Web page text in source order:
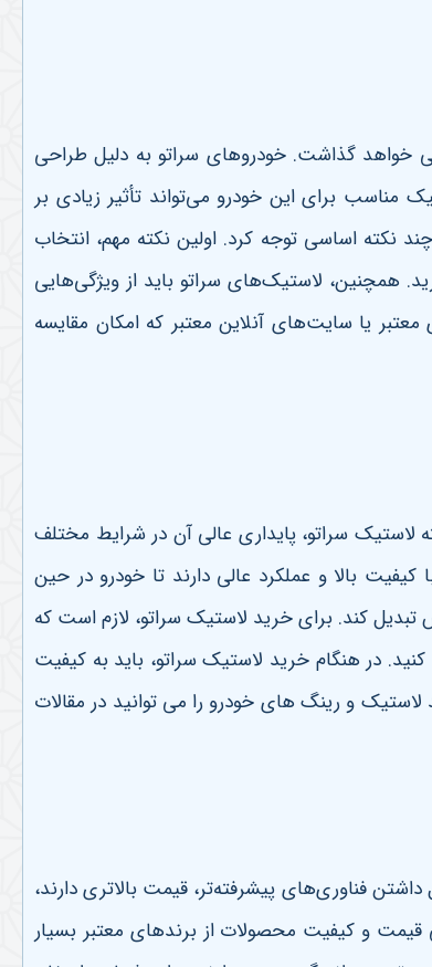
خواهد گذاشت. خودروهای سراتو به دلیل طراحی
مناسب برای این خودرو می‌تواند تأثیر زیادی بر
نکته اساسی توجه کرد. اولین نکته مهم، انتخاب
همچنین، لاستیک‌های سراتو باید از ویژگی‌هایی
یا سایت‌های آنلاین معتبر که امکان مقایسه
سراتو، پایداری عالی آن در شرایط مختلف
بالا و عملکرد عالی دارند تا خودرو در حین
کند. برای خرید لاستیک سراتو، لازم است که
در هنگام خرید لاستیک سراتو، باید به کیفیت
و رینگ های خودرو را می توانید در مقالات
فناوری‌های پیشرفته‌تر، قیمت بالاتری دارند،
قیمت و کیفیت محصولات از برندهای معتبر بسیار